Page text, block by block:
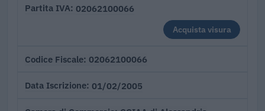
Partita IVA 02062100066
Acquista visura
Codice Fiscale 02062100066
Data Iscrizione 01/02/2005